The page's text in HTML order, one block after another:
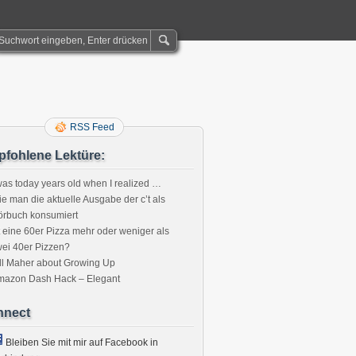
RSS Feed
Lektüre:
today years old when I realized …
man die aktuelle Ausgabe der c’t als
konsumiert
eine 60er Pizza mehr oder weniger als
40er Pizzen?
Maher about Growing Up
Dash Hack – Elegant
Bleiben Sie mit mir auf Facebook in